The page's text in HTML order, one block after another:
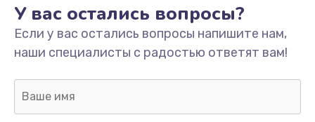
Замена жесткого диска
660 руб.
Заказать
Ремонт цепей питания
У вас остались вопросы?
Если у вас остались вопросы напишите нам,
наши специалисты с радостью ответят вам!